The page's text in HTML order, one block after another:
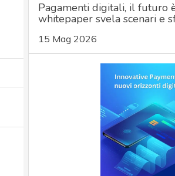
Pagamenti digitali, il futuro
whitepaper svela scenari e
15 Mag 2026